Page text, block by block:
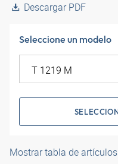
Descargar PDF
Seleccione un modelo
Mostrar tabla de artículos